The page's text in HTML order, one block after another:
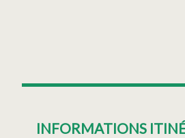
INFORMATIONS